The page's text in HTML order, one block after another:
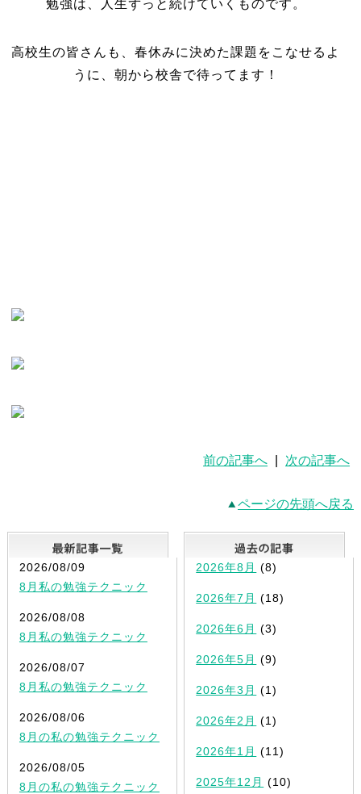
勉強は、人生ずっと続けていくものです。
高校生の皆さんも、春休みに決めた課題をこなせるよ
うに、朝から校舎で待ってます！
前の記事へ 次の記事へ
ページの先頭へ戻る
最新記事一覧
2026/08/09
8月私の勉強テクニック
2026/08/08
8月私の勉強テクニック
2026/08/07
8月私の勉強テクニック
2026/08/06
8月の私の勉強テクニック
2026/08/05
8月の私の勉強テクニック
2026年8月 (8)
2026年7月 (18)
2026年6月 (3)
2026年5月 (9)
2026年3月 (1)
2026年2月 (1)
2026年1月 (11)
2025年12月 (10)